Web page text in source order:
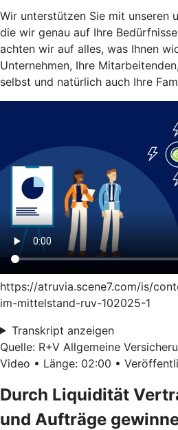
Wir unterstützen Sie mit unseren
die wir genau auf Ihre
achten wir auf alles, was Ihnen
Unternehmen, Ihre
selbst und natürlich auch Ihre
https://atruvia.scene7.com/is/
im-mittelstand-ruv-102025-1
Transkript anzeigen
Quelle: R+V Allgemeine
Video • Länge: 02:00 •
Durch Liquidität
und Aufträge